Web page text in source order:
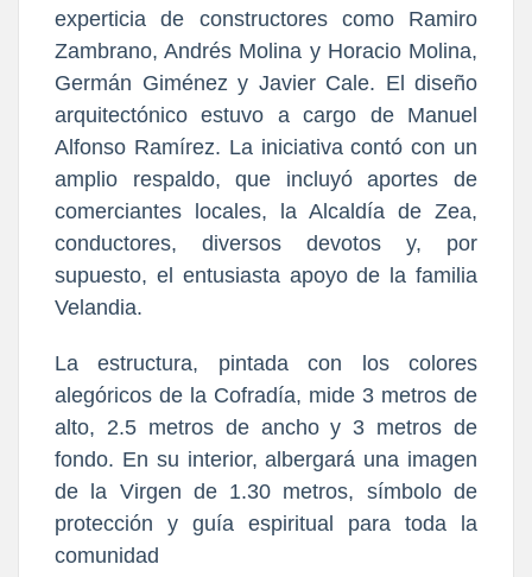
experticia de constructores como Ramiro
Zambrano, Andrés Molina y Horacio Molina,
Germán Giménez y Javier Cale. El diseño
arquitectónico estuvo a cargo de Manuel
Alfonso Ramírez. La iniciativa contó con un
amplio respaldo, que incluyó aportes de
comerciantes locales, la Alcaldía de Zea,
conductores, diversos devotos y, por
supuesto, el entusiasta apoyo de la familia
Velandia.
La estructura, pintada con los colores
alegóricos de la Cofradía, mide 3 metros de
alto, 2.5 metros de ancho y 3 metros de
fondo. En su interior, albergará una imagen
de la Virgen de 1.30 metros, símbolo de
protección y guía espiritual para toda la
comunidad